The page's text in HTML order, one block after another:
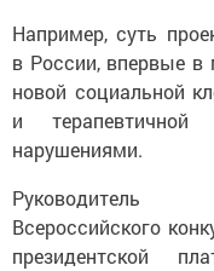
Например, суть
в России, впервые
новой социальной
и
нарушениями.
Руководитель
Всероссийского
президентской